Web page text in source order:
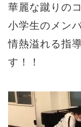
華麗な蹴りの
小学生のメン
情熱溢れる指
す！！